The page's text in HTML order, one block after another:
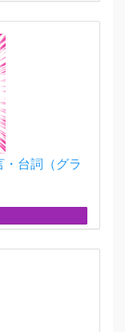
台詞（グラ